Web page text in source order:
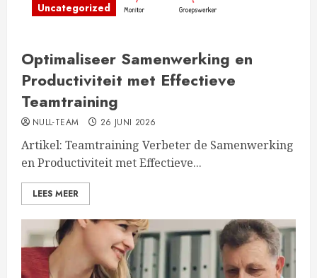
Uncategorized
Optimaliseer Samenwerking en
Productiviteit met Effectieve
Teamtraining
NULL-TEAM 26 JUNI 2026
Artikel: Teamtraining Verbeter de Samenwerking
en Productiviteit met Effectieve...
LEES MEER